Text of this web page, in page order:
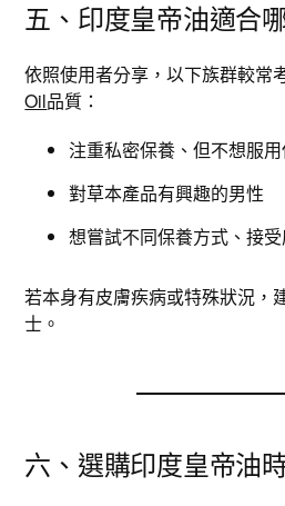
五、印度皇帝油適合
依照使用者分享，以下族群較常
Oil品質：
注重私密保養、但不想服
對草本產品有興趣的男性
想嘗試不同保養方式、接
若本身有皮膚疾病或特殊狀況，
士。
六、選購印度皇帝油